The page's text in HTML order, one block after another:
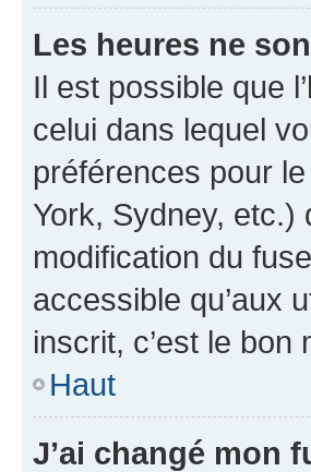
Les heures ne
Il est possible que
celui dans lequel
préférences pour
York, Sydney, etc.)
modification du
accessible qu’aux
inscrit, c’est le
Haut
J’ai changé mon